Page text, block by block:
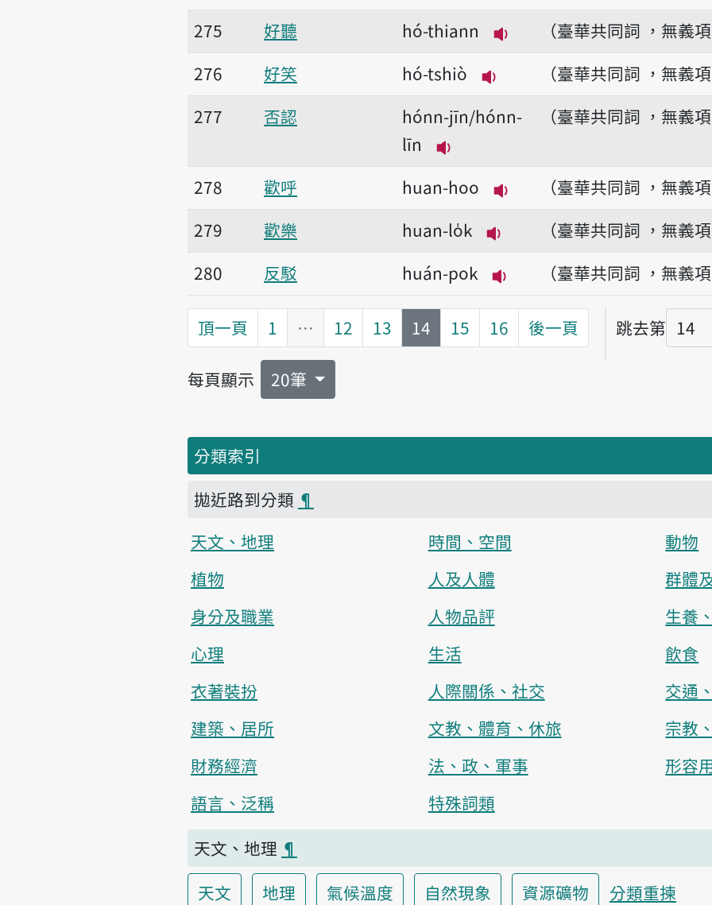
播放音讀hiong-ok
275
好聽
hó-thiann
播放音讀hó-thiann
（臺華共同詞 ，無義項
276
好笑
hó-tshiò
播放音讀hó-tshiò
（臺華共同詞 ，無義項
277
否認
hónn-jīn/hónn-
līn
播放音讀hónn-jīn/hónn-līn
（臺華共同詞 ，無義項
278 歡呼
huan-hoo
播放音讀huan-hoo
（臺華共同詞 ，無義項
279
歡樂
huan-lo̍k
播放音讀huan-lo̍k
（臺華共同詞 ，無義項
280
反駁
huán-pok
播放音讀huán-pok
（臺華共同詞 ，無義項
頂一頁 1 … 12 13 第
14 15 16 後一頁 跳去第
頁碼
每頁顯示 20筆
分類索引
拋近路到分類 ¶
天文、地理
時間、空間
動物
植物
人及人體
群體
身分及職業
人物品評
生養
心理
生活
飲食
衣著裝扮
人際關係、社交
交通
建築、居所
文教、體育、休旅
宗教
財務經濟
法、政、軍事
形容
語言、泛稱
特殊詞類
天文、地理 ¶
天文
地理 氣候溫度 自然現象 資源礦物 分類重揀